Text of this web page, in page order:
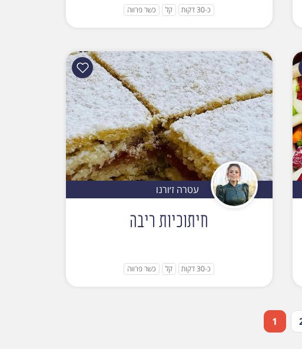
כ-30 דקות קל כשר פרווה
עטרה ז׳ורנו
חיתוכיות ריבה
כ-30 דקות קל כשר פרווה
1